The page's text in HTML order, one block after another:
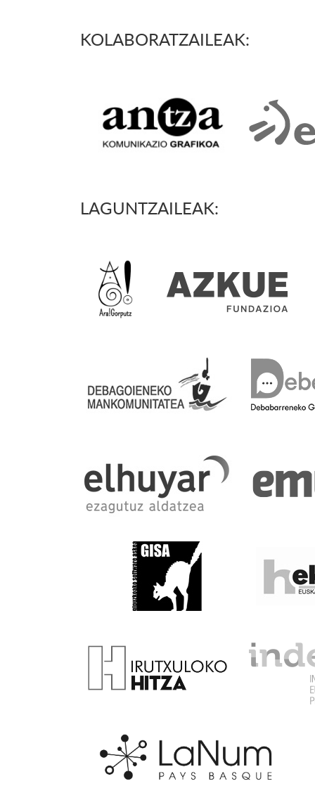
KOLABORATZAILEAK:
LAGUNTZAILEAK: